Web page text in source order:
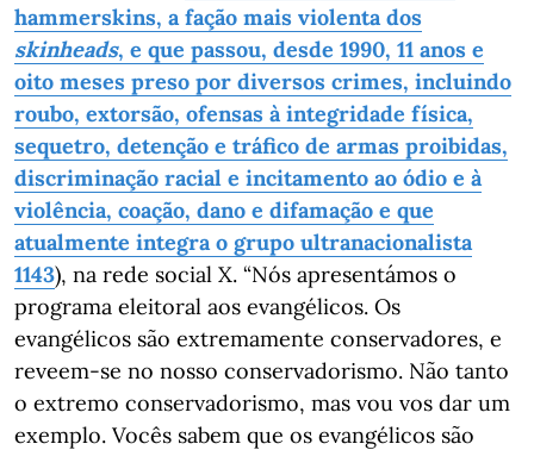
hammerskins, a fação mais violenta dos
skinheads, e que passou, desde 1990, 11 anos e
oito meses preso por diversos crimes, incluindo
roubo, extorsão, ofensas à integridade física,
sequetro, detenção e tráfico de armas proibidas,
discriminação racial e incitamento ao ódio e à
violência, coação, dano e difamação e que
atualmente integra o grupo ultranacionalista
1143), na rede social X. “Nós apresentámos o
programa eleitoral aos evangélicos. Os
evangélicos são extremamente conservadores, e
reveem-se no nosso conservadorismo. Não tanto
o extremo conservadorismo, mas vou vos dar um
exemplo. Vocês sabem que os evangélicos são